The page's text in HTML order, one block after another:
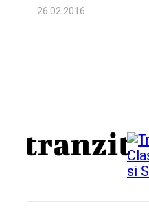
26.02.2016